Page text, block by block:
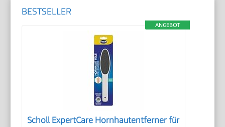
BESTSELLER
ANGEBOT
Scholl ExpertCare Hornhautentferner für